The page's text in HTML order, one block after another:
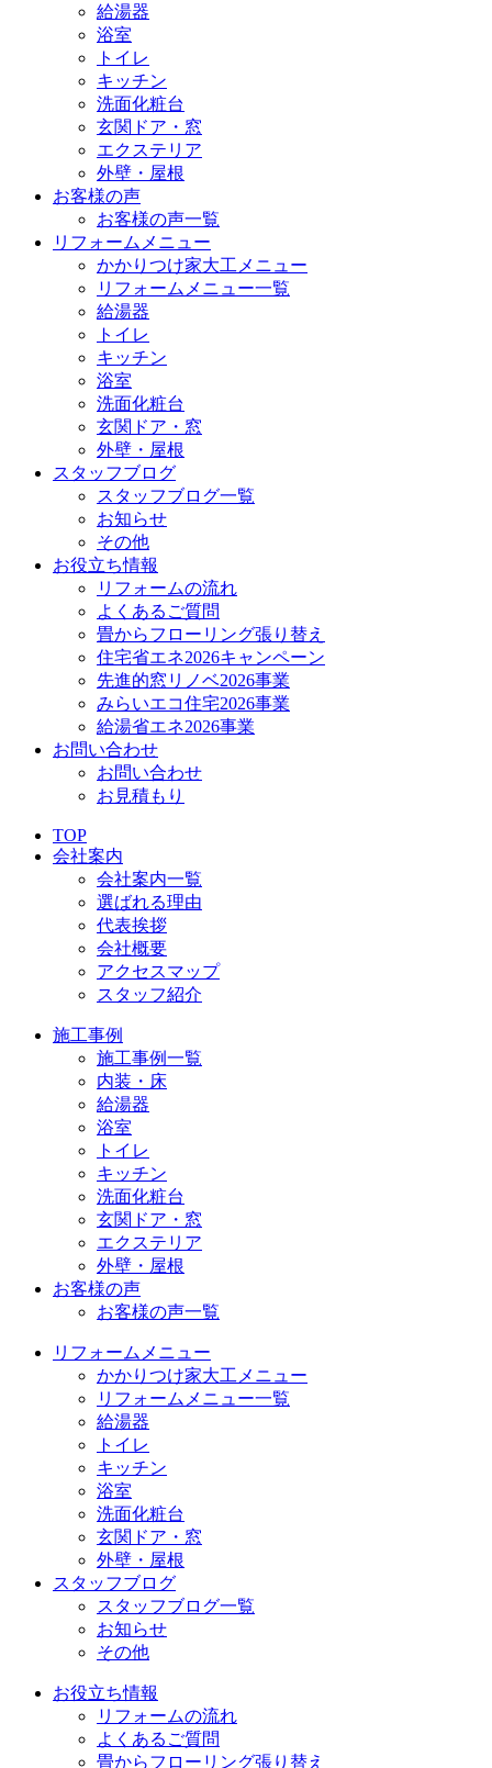
給湯器
浴室
トイレ
キッチン
洗面化粧台
玄関ドア・窓
エクステリア
外壁・屋根
お客様の声
お客様の声一覧
リフォームメニュー
かかりつけ家大工メニュー
リフォームメニュー一覧
給湯器
トイレ
キッチン
浴室
洗面化粧台
玄関ドア・窓
外壁・屋根
スタッフブログ
スタッフブログ一覧
お知らせ
その他
お役立ち情報
リフォームの流れ
よくあるご質問
畳からフローリング張り替え
住宅省エネ2026キャンペーン
先進的窓リノベ2026事業
みらいエコ住宅2026事業
給湯省エネ2026事業
お問い合わせ
お問い合わせ
お見積もり
TOP
会社案内
会社案内一覧
選ばれる理由
代表挨拶
会社概要
アクセスマップ
スタッフ紹介
施工事例
施工事例一覧
内装・床
給湯器
浴室
トイレ
キッチン
洗面化粧台
玄関ドア・窓
エクステリア
外壁・屋根
お客様の声
お客様の声一覧
リフォームメニュー
かかりつけ家大工メニュー
リフォームメニュー一覧
給湯器
トイレ
キッチン
浴室
洗面化粧台
玄関ドア・窓
外壁・屋根
スタッフブログ
スタッフブログ一覧
お知らせ
その他
お役立ち情報
リフォームの流れ
よくあるご質問
畳からフローリング張り替え